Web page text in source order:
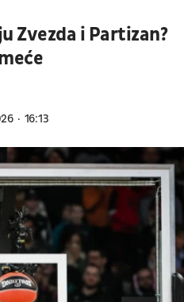
Zvezda i Partizan?
16:13